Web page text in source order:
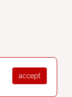
accept